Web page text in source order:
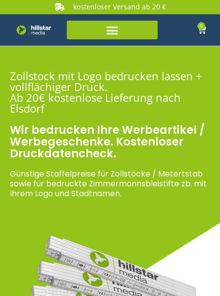
kostenloser Versand ab 20 €
0
Zollstock mit Logo bedrucken lassen +
vollflächiger Druck.
Ab 20€ kostenlose Lieferung nach
Elsdorf
Wir bedrucken Ihre Werbeartikel /
Werbegeschenke. Kostenloser
Druckdatencheck.
Günstige Staffelpreise für Zollstöcke / Metertstab
sowie für bedruckte Zimmermannsbleistifte zb. mit
Ihrem Logo und Stadtnamen.